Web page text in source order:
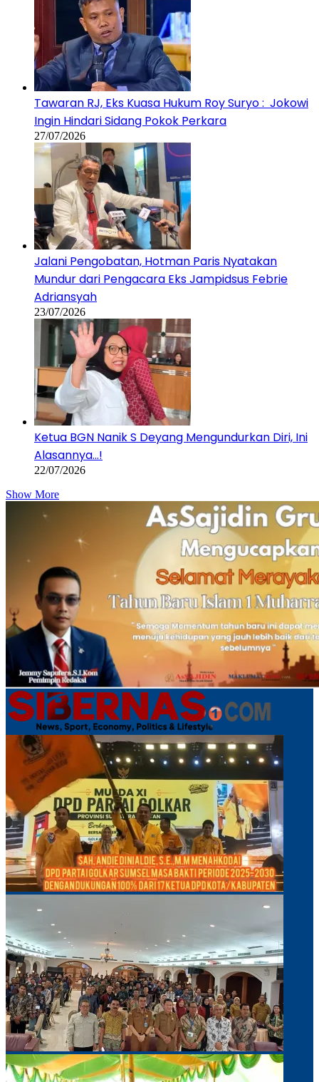
Tawaran RJ, Eks Kuasa Hukum Roy Suryo : Jokowi
Ingin Hindari Sidang Pokok Perkara
27/07/2026
Jalani Pengobatan, Hotman Paris Nyatakan
Mundur dari Pengacara Eks Jampidsus Febrie
Adriansyah
23/07/2026
Ketua BGN Nanik S Deyang Mengundurkan Diri, Ini
Alasannya…!
22/07/2026
Show More